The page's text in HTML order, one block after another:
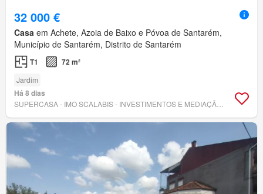
32 000 €
Casa em Achete, Azoia de Baixo e Póvoa de Santarém,
Município de Santarém, Distrito de Santarém
T1 72 m²
Jardim
Há 8 dias